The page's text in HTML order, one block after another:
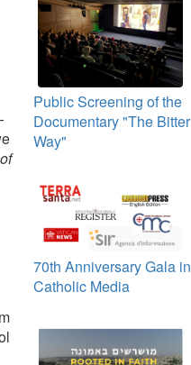
Public Screening of the
Documentary "The Bitter
Way"
70th Anniversary Gala in
Catholic Media